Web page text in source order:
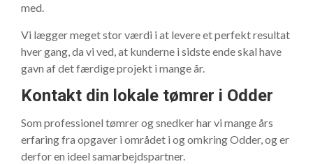
med.
Vi lægger meget stor værdi i at levere et perfekt resultat
hver gang, da vi ved, at kunderne i sidste ende skal have
gavn af det færdige projekt i mange år.
Kontakt din lokale tømrer i Odder
Som professionel tømrer og snedker har vi mange års
erfaring fra opgaver i området i og omkring Odder, og er
derfor en ideel samarbejdspartner.